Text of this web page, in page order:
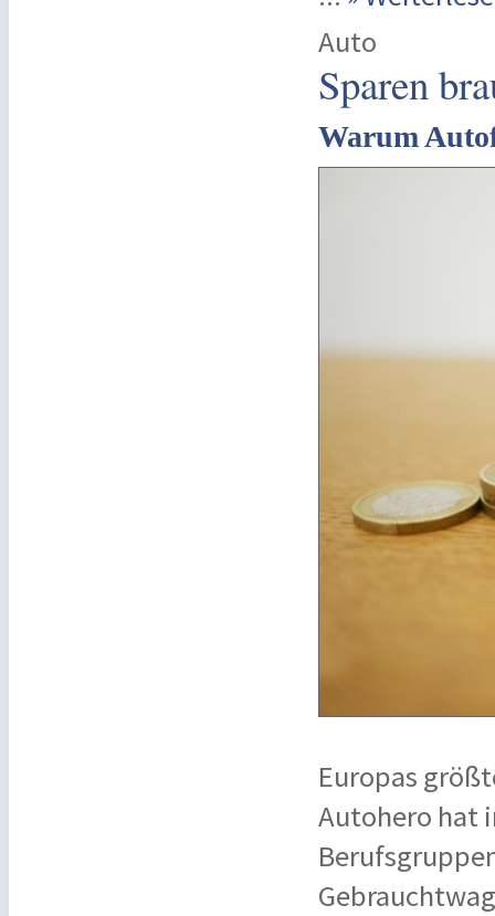
Auto
Sparen
Warum
Europas
Autohero hat